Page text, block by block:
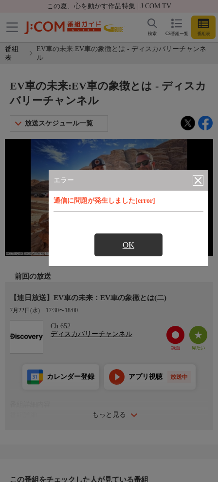
この夏、心を動かす作品特集 | J:COM TV
CS番組一覧 番組表
検索
番組
表
EV車の未来:EV車の象徴とは - ディスカバリーチャンネ
ル
エラー
通信に問題が発生しました[error]
OK
EV車の未来:EV車の象徴とは - ディスカ
バリーチャンネル
放送スケジュール一覧
前回の放送
【連日放送】EV車の未来：EV車の象徴とは(二)
7月22日(水) 17:30〜18:00
Ch.652
ディスカバリーチャンネル
もっと見る
カレンダー登録 アプリ視聴 放送中
ンだが、ポルシェを象徴するスポーツカーと同じ脚光を浴びる要
この番組をチェックした人が見ている番組